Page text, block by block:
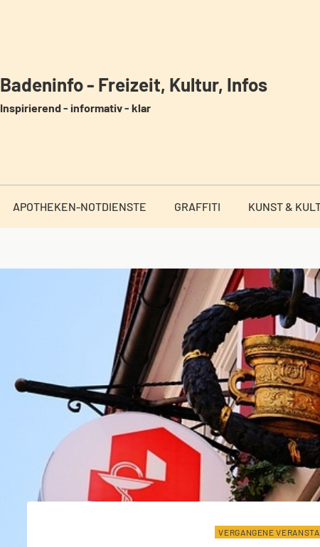
Badeninfo - Freizeit, Kultur, Infos
Inspirierend - informativ - klar
APOTHEKEN-NOTDIENSTE GRAFFITI KUNST &
VERGANGENE